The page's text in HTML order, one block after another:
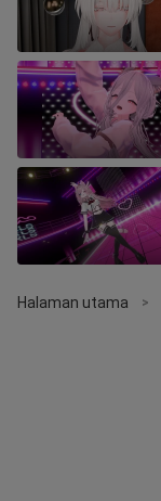
Halaman utama >